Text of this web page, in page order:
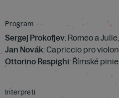
Program
Sergej Prokofjev: Romeo a
Jan Novák: Capriccio pro
Ottorino Respighi: Římské
Interpreti